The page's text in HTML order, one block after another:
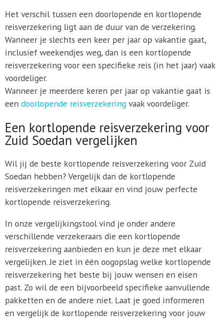
Het verschil tussen een doorlopende en kortlopende
reisverzekering ligt aan de duur van de verzekering.
Wanneer je slechts een keer per jaar op vakantie gaat,
inclusief weekendjes weg, dan is een kortlopende
reisverzekering voor een specifieke reis (in het jaar) vaak
voordeliger.
Wanneer je meerdere keren per jaar op vakantie gaat is
een doorlopende reisverzekeringvaak voordeliger.
Een kortlopende reisverzekering voor
Zuid Soedan vergelijken
Wil jij de beste kortlopende reisverzekering voor Zuid
Soedan hebben? Vergelijk dan de kortlopende
reisverzekeringen met elkaar en vind jouw perfecte
kortlopende reisverzekering.
In onze vergelijkingstool vind je onder andere
verschillende verzekeraars die een kortlopende
reisverzekering aanbieden en kun je deze met elkaar
vergelijken. Je ziet in één oogopslag welke kortlopende
reisverzekering het beste bij jouw wensen en eisen
past. Zo wil de een bijvoorbeeld specifieke aanvullende
pakketten en de andere niet. Laat je goed informeren
en vergelijk de kortlopende reisverzekering voor jouw